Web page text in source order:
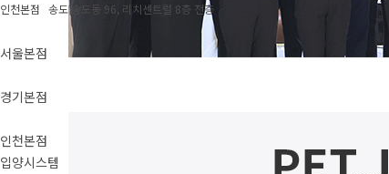
인천본점 송도 송도동 96, 리치센트럴 8층 전층
서울본점
경기본점
인천본점
입양시스템